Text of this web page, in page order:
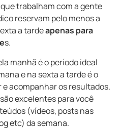
trabalham com a gente
reservam pelo menos a
a tardeapenas para
s.
manhã é o período ideal
e na sexta a tarde é o
acompanhar os resultados.
excelentes para você
(vídeos, posts nas
etc) da semana.